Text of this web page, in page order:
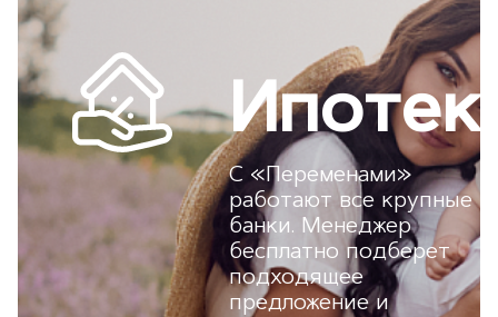
С «Переменами»
работают все крупные
банки. Менеджер
бесплатно подберет
подходящее
предложение и